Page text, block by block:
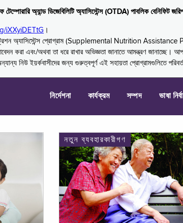
অ্যান্ড ডিজেবিলিটি অ্যাসিস্টেন্স (OTDA) পাবলিক
iXXyiDETtG ।
অ্যাসিস্টেন্স প্রোগ্রাম (Supplemental Nutrition
এবং/অথবা তা ধরে রাখার অভিজ্ঞতা জানাতে আমন্ত্রণ জানাচ্ছে।
নিউ ইয়র্কবাসীদের জন্য গুরুত্বপূর্ণ এই সহায়তা প্রোগ্রামগুলিতে
নির্দেশনা কার্যক্রম সম্পদ ভাষা
নতুন ব্যবহারকারীগণ